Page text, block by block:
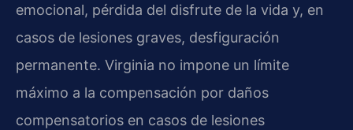
emocional, pérdida del disfrute de la vida y, en
casos de lesiones graves, desfiguración
permanente. Virginia no impone un límite
máximo a la compensación por daños
compensatorios en casos de lesiones